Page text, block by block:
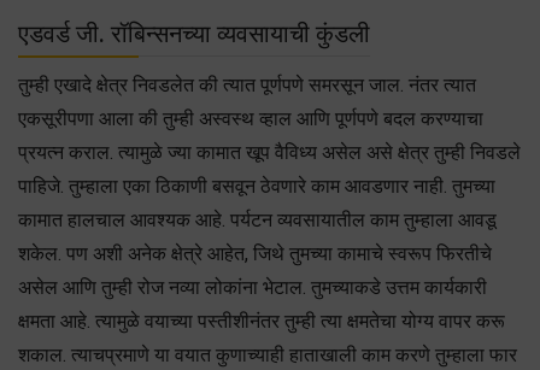
एडवर्ड जी. रॉबिन्सनच्या व्यवसायाची कुंडली
तुम्ही एखादे क्षेत्र निवडलेत की त्यात पूर्णपणे समरसून जाल. नंतर त्यात
एकसूरीपणा आला की तुम्ही अस्वस्थ व्हाल आणि पूर्णपणे बदल करण्याचा
प्रयत्न कराल. त्यामुळे ज्या कामात खूप वैविध्य असेल असे क्षेत्र तुम्ही निवडले
पाहिजे. तुम्हाला एका ठिकाणी बसवून ठेवणारे काम आवडणार नाही. तुमच्या
कामात हालचाल आवश्यक आहे. पर्यटन व्यवसायातील काम तुम्हाला आवडू
शकेल. पण अशी अनेक क्षेत्रे आहेत, जिथे तुमच्या कामाचे स्वरूप फिरतीचे
असेल आणि तुम्ही रोज नव्या लोकांना भेटाल. तुमच्याकडे उत्तम कार्यकारी
क्षमता आहे. त्यामुळे वयाच्या पस्तीशीनंतर तुम्ही त्या क्षमतेचा योग्य वापर करू
शकाल. त्याचप्रमाणे या वयात कुणाच्याही हाताखाली काम करणे तुम्हाला फार